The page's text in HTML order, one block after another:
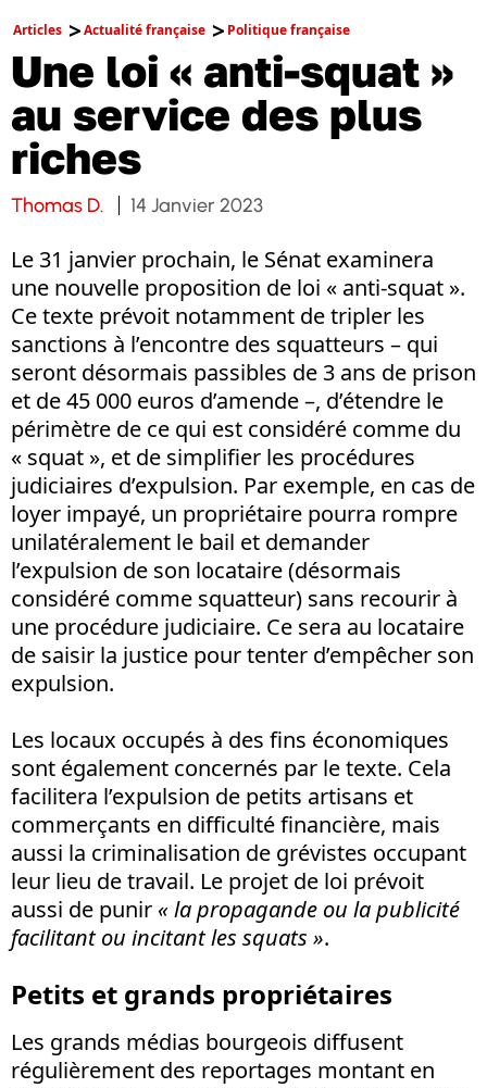
Articles Actualité française Politique française
Une loi « anti-squat »
au service des plus
riches
Thomas D. 14 Janvier 2023
Le 31 janvier prochain, le Sénat examinera
une nouvelle proposition de loi « anti-squat ».
Ce texte prévoit notamment de tripler les
sanctions à l’encontre des squatteurs – qui
seront désormais passibles de 3 ans de prison
et de 45 000 euros d’amende –, d’étendre le
périmètre de ce qui est considéré comme du
« squat », et de simplifier les procédures
judiciaires d’expulsion. Par exemple, en cas de
loyer impayé, un propriétaire pourra rompre
unilatéralement le bail et demander
l’expulsion de son locataire (désormais
considéré comme squatteur) sans recourir à
une procédure judiciaire. Ce sera au locataire
de saisir la justice pour tenter d’empêcher son
expulsion.
Les locaux occupés à des fins économiques
sont également concernés par le texte. Cela
facilitera l’expulsion de petits artisans et
commerçants en difficulté financière, mais
aussi la criminalisation de grévistes occupant
leur lieu de travail. Le projet de loi prévoit
aussi de punir « la propagande ou la publicité
facilitant ou incitant les squats ».
Petits et grands propriétaires
Les grands médias bourgeois diffusent
régulièrement des reportages montant en